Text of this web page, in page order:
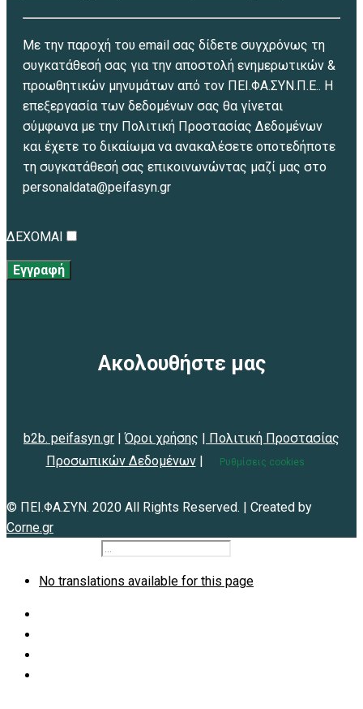
Με την παροχή του email σας δίδετε συγχρόνως τη
συγκατάθεσή σας για την αποστολή ενημερωτικών &
προωθητικών μηνυμάτων από τον ΠΕΙ.ΦΑ.ΣΥΝ.Π.Ε.. Η
επεξεργασία των δεδομένων σας θα γίνεται
σύμφωνα με την Πολιτική Προστασίας Δεδομένων
και έχετε το δικαίωμα να ανακαλέσετε οποτεδήποτε
τη συγκατάθεσή σας επικοινωνώντας μαζί μας στο
personaldata@peifasyn.gr
ΔΕΧΟΜΑΙ
Εγγραφή
Ακολουθήστε μας
b2b. peifasyn.gr |Όροι χρήσης | Πολιτική Προστασίας
Προσωπικών Δεδομένων| Ρυθμίσεις cookies
© ΠΕΙ.ΦΑ.ΣΥΝ. 2020 All Rights Reserved. | Created by
Corne.gr
No translations available for this page